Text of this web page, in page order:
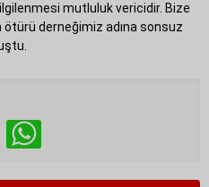
mutluluk vericidir. Bize
derneğimiz adına sonsuz